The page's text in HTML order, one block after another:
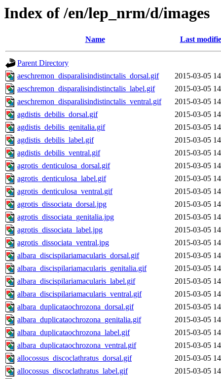
Index of /en/lep_nrm/d/images
Name Last
Parent Directory
aeschremon_disparalisindistinctalis_dorsal.gif
2015-03-05
aeschremon_disparalisindistinctalis_label.gif
2015-03-05
aeschremon_disparalisindistinctalis_ventral.gif
2015-03-05
agdistis_debilis_dorsal.gif
2015-03-05
agdistis_debilis_genitalia.gif
2015-03-05
agdistis_debilis_label.gif
2015-03-05
agdistis_debilis_ventral.gif
2015-03-05
agrotis_denticulosa_dorsal.gif
2015-03-05
agrotis_denticulosa_label.gif
2015-03-05
agrotis_denticulosa_ventral.gif
2015-03-05
agrotis_dissociata_dorsal.jpg
2015-03-05
agrotis_dissociata_genitalia.jpg
2015-03-05
agrotis_dissociata_label.jpg
2015-03-05
agrotis_dissociata_ventral.jpg
2015-03-05
albara_discispilariamacularis_dorsal.gif
2015-03-05
albara_discispilariamacularis_genitalia.gif
2015-03-05
albara_discispilariamacularis_label.gif
2015-03-05
albara_discispilariamacularis_ventral.gif
2015-03-05
albara_duplicataochrozona_dorsal.gif
2015-03-05
albara_duplicataochrozona_genitalia.gif
2015-03-05
albara_duplicataochrozona_label.gif
2015-03-05
albara_duplicataochrozona_ventral.gif
2015-03-05
allocossus_discoclathratus_dorsal.gif
2015-03-05
allocossus_discoclathratus_label.gif
2015-03-05